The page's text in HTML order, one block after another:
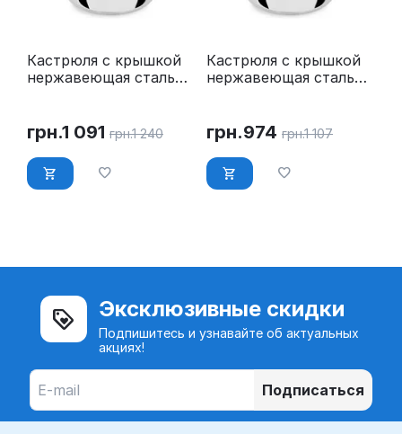
Кастрюля с крышкой
нержавеющая сталь
грн.1 091 грн.1 240
Кастрюля с крышкой
нержавеющая сталь
грн.974 грн.1 107
Эксклюзивные скидки
Подпишитесь и узнавайте об актуальных
акциях!
Подписаться